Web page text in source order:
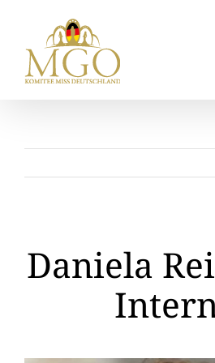
springen
Daniela